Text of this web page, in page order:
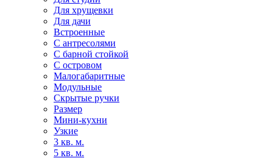
Для хрущевки
Для дачи
Встроенные
С антресолями
С барной стойкой
С островом
Малогабаритные
Модульные
Скрытые ручки
Размер
Мини-кухни
Узкие
3 кв. м.
5 кв. м.